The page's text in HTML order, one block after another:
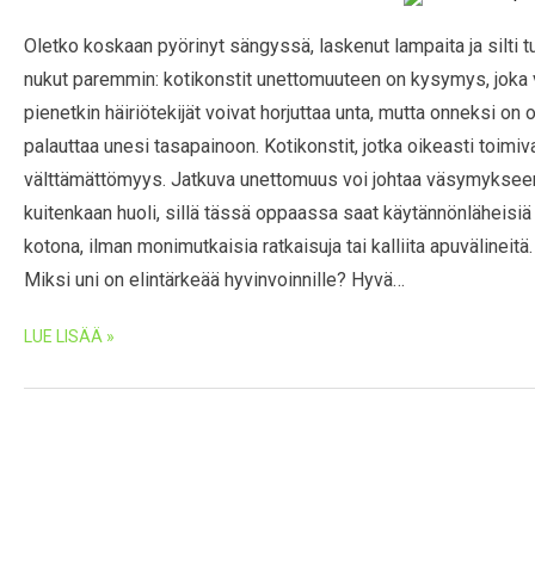
Oletko koskaan pyörinyt sängyssä, laskenut lampaita ja silti
nukut paremmin: kotikonstit unettomuuteen on kysymys,
pienetkin häiriötekijät voivat horjuttaa unta, mutta onneksi
palauttaa unesi tasapainoon. Kotikonstit, jotka oikeasti
välttämättömyys. Jatkuva unettomuus voi johtaa
kuitenkaan huoli, sillä tässä oppaassa saat
kotona, ilman monimutkaisia ratkaisuja tai kalliita
Miksi uni on elintärkeää hyvinvoinnille? Hyvä…
LUE LISÄÄ »